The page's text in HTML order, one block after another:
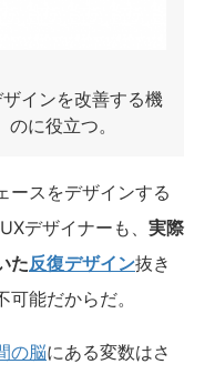
インを改善する機
に役立つ。
ースをデザインする
デザイナーも、 実際
た反復デザイン抜き
能だからだ。
の脳にある変数はさ